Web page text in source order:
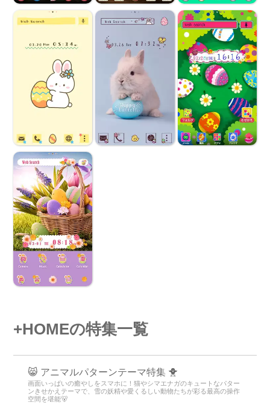
+HOMEの特集一覧
😸 アニマルパターンテーマ特集 🐥
画面いっぱいの癒やしをスマホに！猫やシマエナガのキュートなパター
ンきせかえテーマで、雪の妖精や愛くるしい動物たちが彩る最高の操作
空間を堪能🐻